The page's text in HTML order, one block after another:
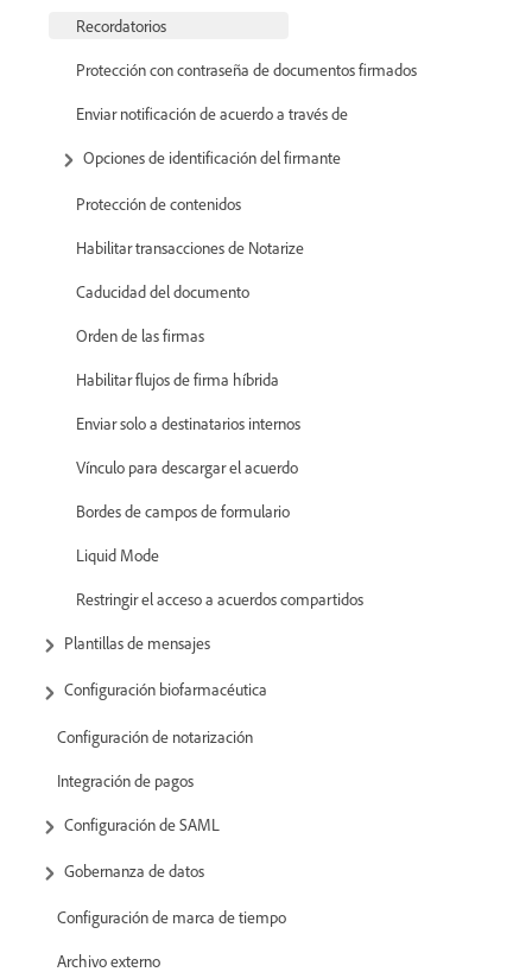
Recordatorios
Protección con contraseña de documentos firmados
Enviar notificación de acuerdo a través de
Opciones de identificación del firmante
Protección de contenidos
Habilitar transacciones de Notarize
Caducidad del documento
Orden de las firmas
Habilitar flujos de firma híbrida
Enviar solo a destinatarios internos
Vínculo para descargar el acuerdo
Bordes de campos de formulario
Liquid Mode
Restringir el acceso a acuerdos compartidos
Plantillas de mensajes
Configuración biofarmacéutica
Configuración de notarización
Integración de pagos
Configuración de SAML
Gobernanza de datos
Configuración de marca de tiempo
Archivo externo